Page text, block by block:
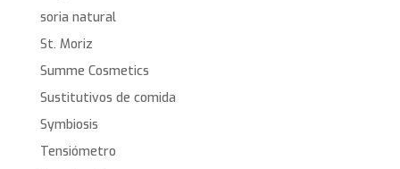
soria natural
St. Moriz
Summe Cosmetics
Sustitutivos de comida
Symbiosis
Tensiómetro